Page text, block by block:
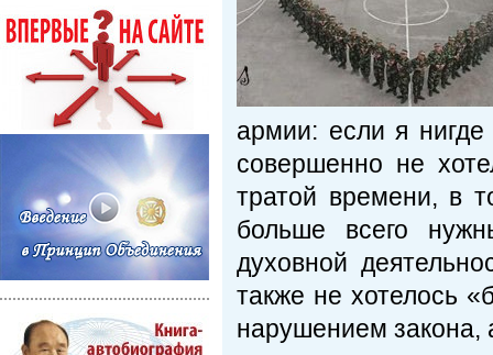
армии: если я
совершенно не
тратой времени, в
больше всего
духовной
также не хотелось
нарушением закона,